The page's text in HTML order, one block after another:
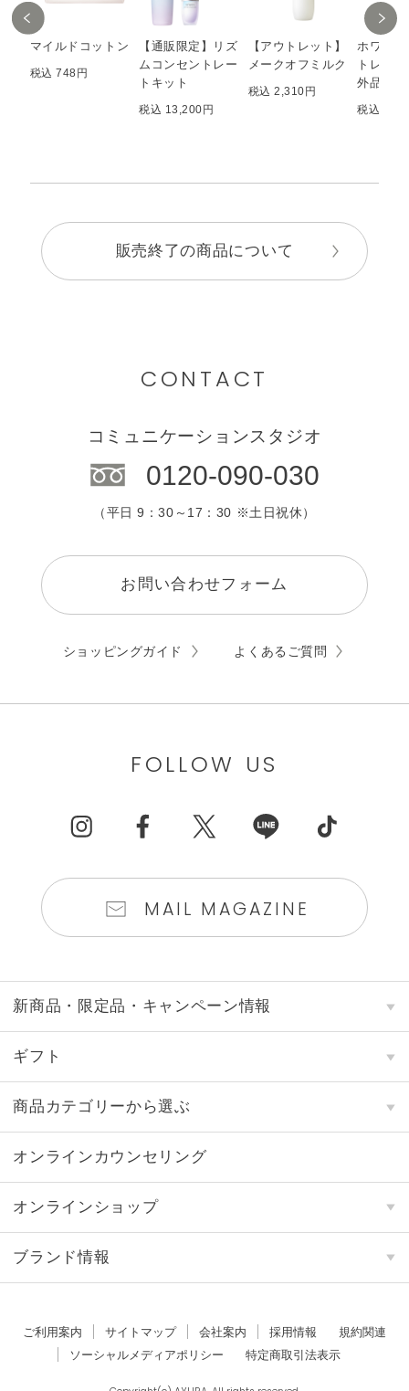
マイルドコットン
税込 748円
【通販限定】リズ
ムコンセントレー
トキット
税込 13,200円
【アウトレット】
メークオフミルク
税込 2,310円
ホワイ
トレー
外品）
税込
販売終了の商品について
CONTACT
コミュニケーションスタジオ
0120-090-030
（平日 9：30～17：30 ※土日祝休）
お問い合わせフォーム
ショッピングガイド よくあるご質問
FOLLOW US
MAIL MAGAZINE
新商品・限定品・キャンペーン情報
ギフト
商品カテゴリーから選ぶ
オンラインカウンセリング
オンラインショップ
ブランド情報
ご利用案内 サイトマップ 会社案内 採用情報
規約関連
ソーシャルメディアポリシー
特定商取引法表示